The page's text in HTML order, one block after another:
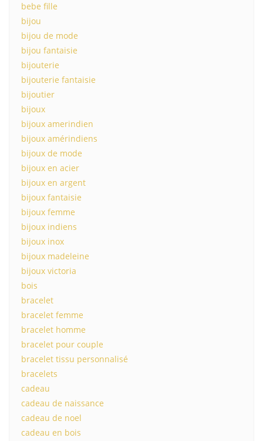
bebe fille
bijou
bijou de mode
bijou fantaisie
bijouterie
bijouterie fantaisie
bijoutier
bijoux
bijoux amerindien
bijoux amérindiens
bijoux de mode
bijoux en acier
bijoux en argent
bijoux fantaisie
bijoux femme
bijoux indiens
bijoux inox
bijoux madeleine
bijoux victoria
bois
bracelet
bracelet femme
bracelet homme
bracelet pour couple
bracelet tissu personnalisé
bracelets
cadeau
cadeau de naissance
cadeau de noel
cadeau en bois